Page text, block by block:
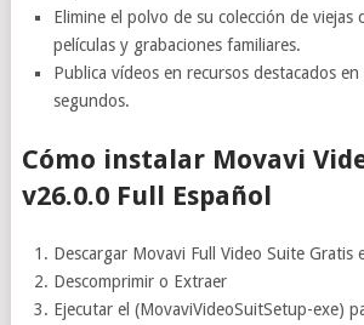
Elimine el polvo de su colección de viejas
películas y grabaciones familiares.
Publica vídeos en recursos destacados
segundos.
Cómo instalar Movavi
v26.0.0 Full Español
Descargar Movavi Full Video Suite Gratis
Descomprimir o Extraer
Ejecutar el (MovaviVideoSuitSetup-exe)